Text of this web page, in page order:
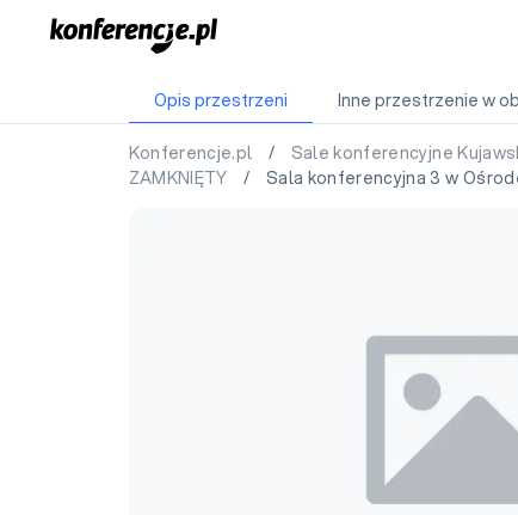
Opis przestrzeni Inne przestrzenie w
Konferencje.pl / Sale konferencyjne
ZAMKNIĘTY
/ Sala konferencyjna 3 w